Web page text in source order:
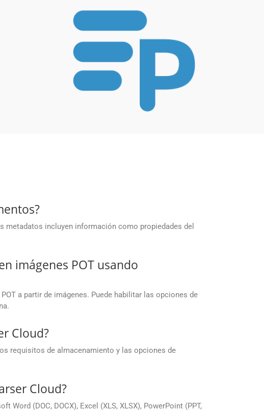
metadatos incluyen información como propiedades del
imágenes POT usando
a partir de imágenes. Puede habilitar las opciones de
Cloud?
requisitos de almacenamiento y las opciones de
Cloud?
(DOC, DOCX), Excel (XLS, XLSX), PowerPoint (PPT,